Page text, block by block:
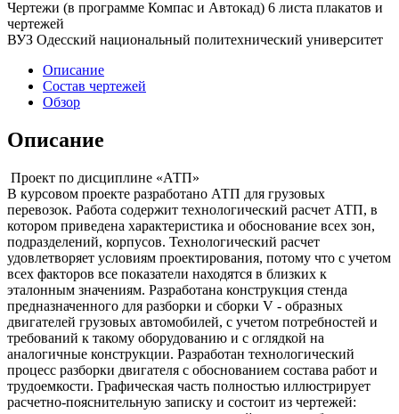
Чертежи (в программе Компас и Автокад) 6 листа плакатов и
чертежей
ВУЗ Одесский национальный политехнический университет
Описание
Состав чертежей
Обзор
Описание
Проект по дисциплине «АТП»
В курсовом проекте разработано АТП для грузовых
перевозок. Работа содержит технологический расчет АТП, в
котором приведена характеристика и обоснование всех зон,
подразделений, корпусов. Технологический расчет
удовлетворяет условиям проектирования, потому что с учетом
всех факторов все показатели находятся в близких к
эталонным значениям. Разработана конструкция стенда
предназначенного для разборки и сборки V - образных
двигателей грузовых автомобилей, с учетом потребностей и
требований к такому оборудованию и с оглядкой на
аналогичные конструкции. Разработан технологический
процесс разборки двигателя с обоснованием состава работ и
трудоемкости. Графическая часть полностью иллюстрирует
расчетно-пояснительную записку и состоит из чертежей: